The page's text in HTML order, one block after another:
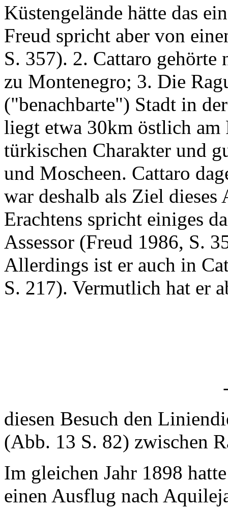
Küstengelände hätte das
Freud spricht aber von
S. 357). 2. Cattaro gehörte
zu Montenegro; 3. Die
("benachbarte") Stadt in
liegt etwa 30km östlich am
türkischen Charakter und
und Moscheen. Cattaro
war deshalb als Ziel
Erachtens spricht einiges
Assessor (Freud 1986, S.
Allerdings ist er auch in
S. 217). Vermutlich hat er
diesen Besuch den
(Abb. 13 S. 82) zwischen
Im gleichen Jahr 1898
einen Ausflug nach